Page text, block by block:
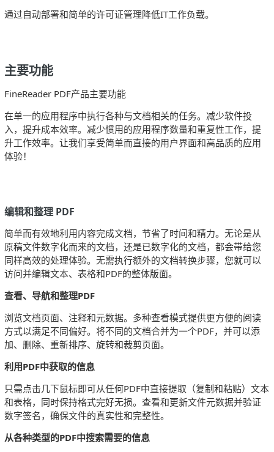
通过自动部署和简单的许可证管理降低IT工作负载。
主要功能
FineReader PDF产品主要功能
在单一的应用程序中执行各种与文档相关的任务。减少软件投
入，提升成本效率。减少惯用的应用程序数量和重复性工作，提
升工作效率。让我们享受简单而直接的用户界面和高品质的应用
体验！
编辑和整理 PDF
简单而有效地利用内容完成文档，节省了时间和精力。无论是从
原稿文件数字化而来的文档，还是已数字化的文档，都会带给您
同样高效的处理体验。无需执行额外的文档转换步骤，您就可以
访问并编辑文本、表格和PDF的整体版面。
查看、导航和整理PDF
浏览文档页面、注释和元数据。多种查看模式提供更方便的阅读
方式以满足不同偏好。将不同的文档合并为一个PDF，并可以添
加、删除、重新排序、旋转和裁剪页面。
利用PDF中获取的信息
只需点击几下鼠标即可从任何PDF中直接提取（复制和粘贴）文本
和表格，同时保持格式完好无损。查看和更新文件元数据并验证
数字签名，确保文件的真实性和完整性。
从各种类型的PDF中搜索需要的信息